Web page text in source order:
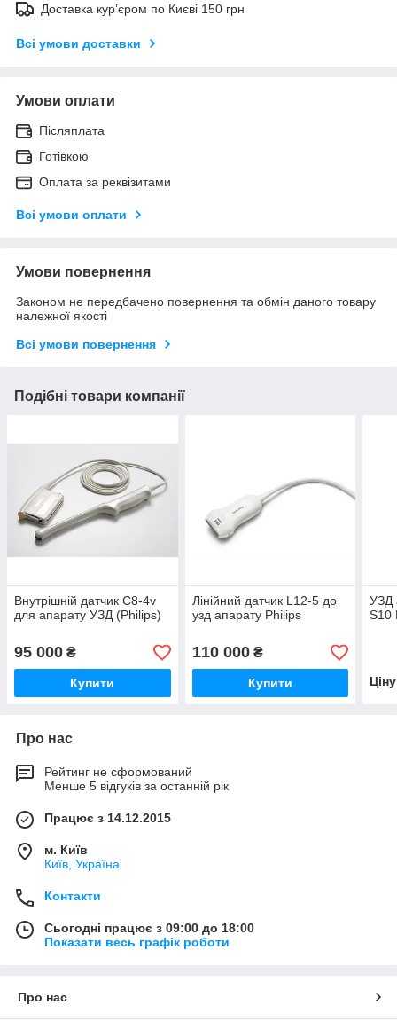
Доставка кур’єром по Києві 150 грн
Всі умови доставки
Умови оплати
Післяплата
Готівкою
Оплата за реквізитами
Всі умови оплати
Умови повернення
Законом не передбачено повернення та обмін даного товару
належної якості
Всі умови повернення
Подібні товари компанії
Внутрішній датчик С8-4v
для апарату УЗД (Philips)
95 000 ₴
Купити
Лінійний датчик L12-5 до
узд апарату Philips
110 000₴
Купити
УЗД
S10
Про нас
Рейтинг не сформований
Менше 5 відгуків за останній рік
Працює з 14.12.2015
м. Київ
Київ, Україна
Контакти
Сьогодні працює з 09:00 до 18:00
Показати весь графік роботи
Про нас